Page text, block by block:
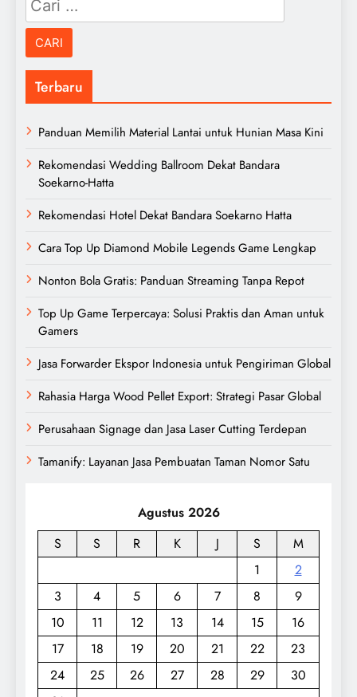
untuk:
Terbaru
Panduan Memilih Material Lantai untuk Hunian Masa Kini
Rekomendasi Wedding Ballroom Dekat Bandara
Soekarno-Hatta
Rekomendasi Hotel Dekat Bandara Soekarno Hatta
Cara Top Up Diamond Mobile Legends Game Lengkap
Nonton Bola Gratis: Panduan Streaming Tanpa Repot
Top Up Game Terpercaya: Solusi Praktis dan Aman untuk
Gamers
Jasa Forwarder Ekspor Indonesia untuk Pengiriman Global
Rahasia Harga Wood Pellet Export: Strategi Pasar Global
Perusahaan Signage dan Jasa Laser Cutting Terdepan
Tamanify: Layanan Jasa Pembuatan Taman Nomor Satu
Agustus 2026
S
S R K J S
M
1
2
3
4 5 6 7 8
9
10
11 12 13 14 15
16
17
18 19 20 21 22
23
24
25 26 27 28 29
30